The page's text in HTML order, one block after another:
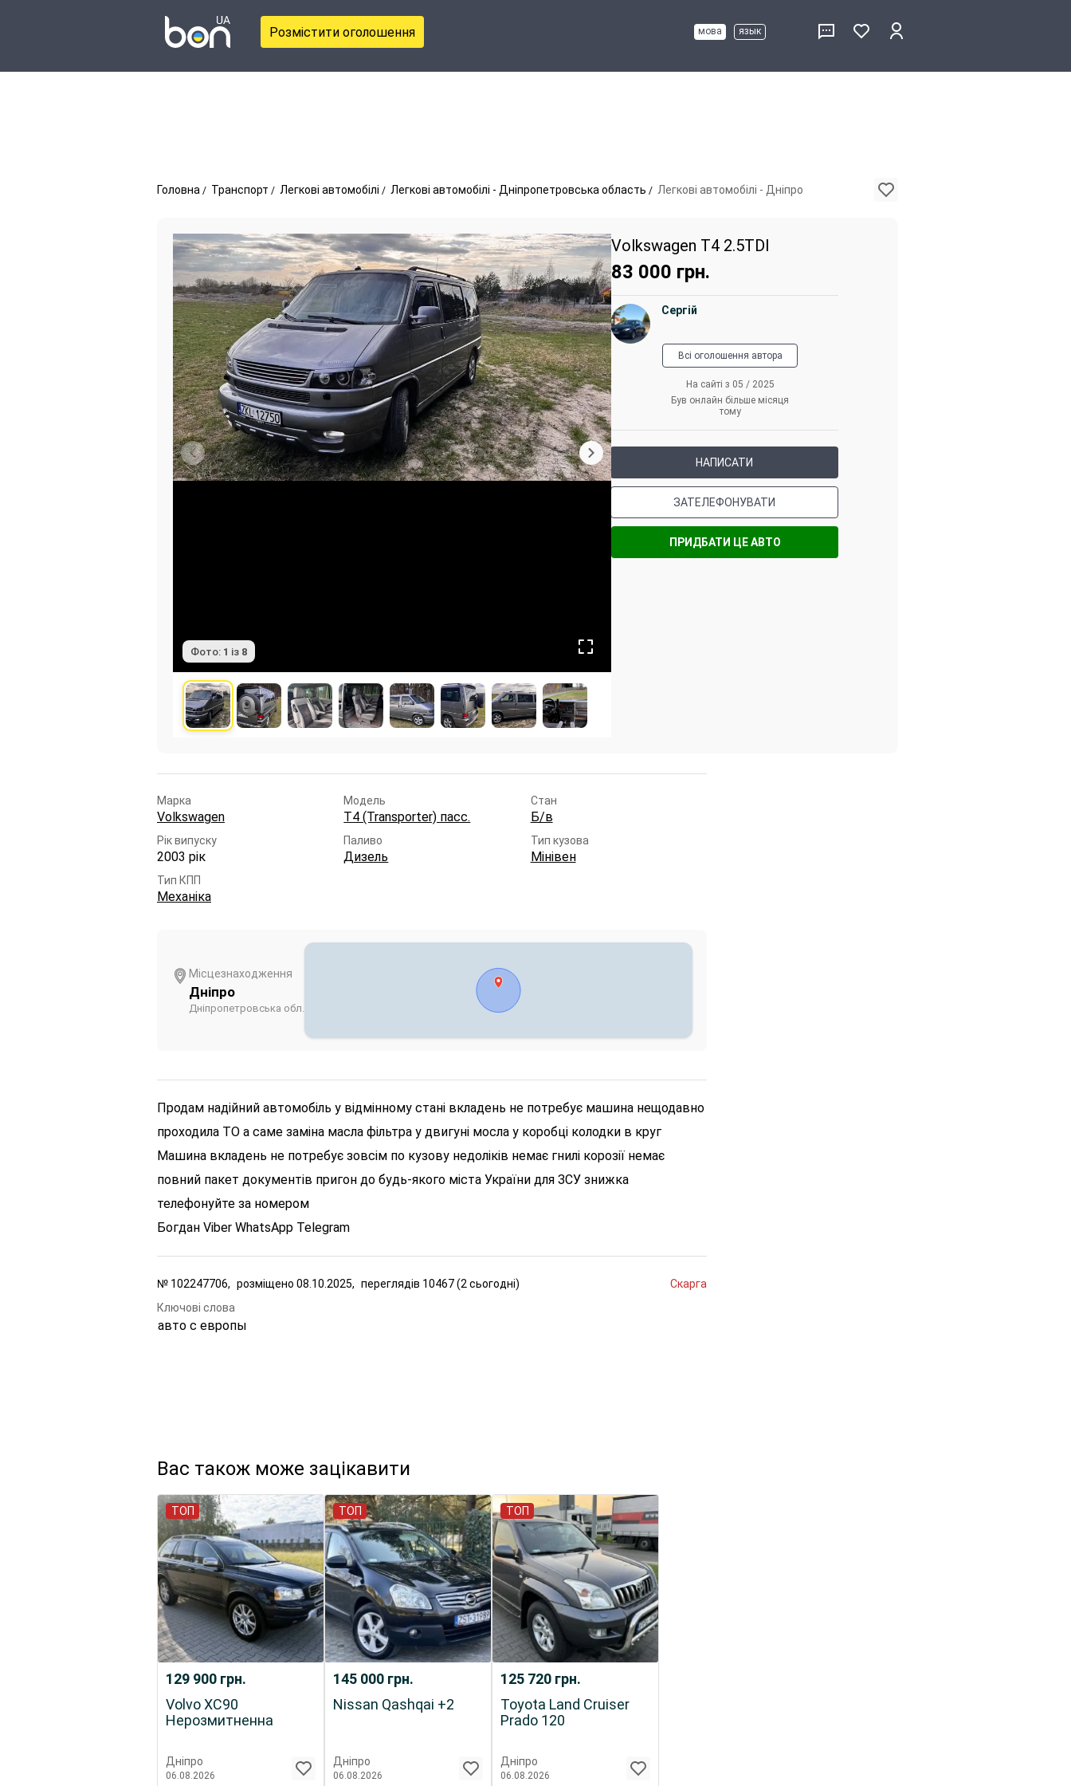
Розмістити оголошення мова язык
Головна Транспорт Легкові автомобілі Легкові автомобілі - Дніпропетровська область Легкові автомобілі - Дніпро
Фото: 1 із 8
Volkswagen T4 2.5TDI
83 000 грн.
Сергій
Всі оголошення автора
На сайті з 05 / 2025
Був онлайн більше місяця
тому
НАПИСАТИ
ЗАТЕЛЕФОНУВАТИ
ПРИДБАТИ ЦЕ АВТО
Марка
Volkswagen
Модель
T4 (Transporter) пасс.
Стан
Б/в
Рік випуску
2003 рік
Паливо
Дизель
Тип кузова
Мінівен
Тип КПП
Механіка
Місцезнаходження
Дніпро
Дніпропетровська обл.
Продам надійний автомобіль у відмінному стані вкладень не потребує машина нещодавно
проходила ТО а саме заміна масла фільтра у двигуні мосла у коробці колодки в круг
Машина вкладень не потребує зовсім по кузову недоліків немає гнилі корозії немає
повний пакет документів пригон до будь-якого міста України для ЗСУ знижка
телефонуйте за номером
Богдан Viber WhatsApp Telegram
№ 102247706, розміщено 08.10.2025, переглядів 10467 (2 сьогодні)
Скарга
Ключові слова
авто с европы
Вас також може зацікавити
ТОП
129 900 грн.
Volvo XC90
Нерозмитненна
Дніпро
06.08.2026
ТОП
145 000 грн.
Nissan Qashqai +2
Дніпро
06.08.2026
ТОП
125 720 грн.
Toyota Land Cruiser
Prado 120
Дніпро
06.08.2026